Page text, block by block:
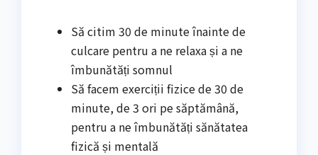
Să citim 30 de minute înainte de
culcare pentru a ne relaxa și a ne
îmbunătăți somnul
Să facem exerciții fizice de 30 de
minute, de 3 ori pe săptămână,
pentru a ne îmbunătăți sănătatea
fizică și mentală